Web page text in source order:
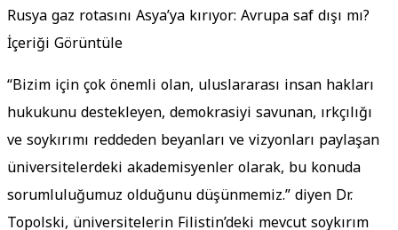
Rusya gaz rotasını Asya’ya kırıyor: Avrupa saf dışı mı?
İçeriği Görüntüle
“Bizim için çok önemli olan, uluslararası insan hakları
hukukunu destekleyen, demokrasiyi savunan, ırkçılığı
ve soykırımı reddeden beyanları ve vizyonları paylaşan
üniversitelerdeki akademisyenler olarak, bu konuda
sorumluluğumuz olduğunu düşünmemiz.” diyen Dr.
Topolski, üniversitelerin Filistin’deki mevcut soykırım